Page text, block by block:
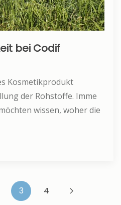
bei Codif
Kosmetikprodukt
der Rohstoffe. Imme
wissen, woher die
3 4